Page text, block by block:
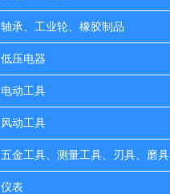
轴承、工业轮、橡胶制品
低压电器
电动工具
风动工具
五金工具、测量工具、刃具、磨具
仪表